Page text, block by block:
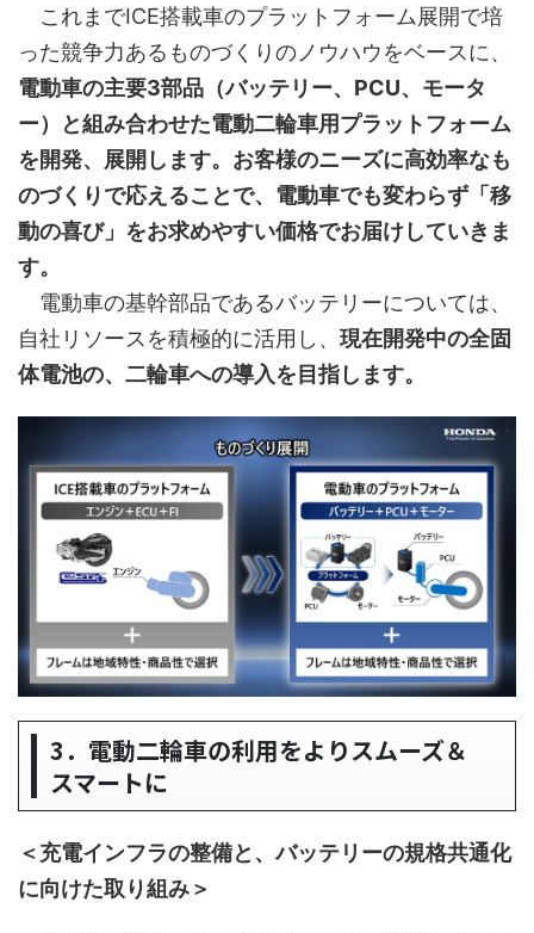
これまでICE搭載車のプラットフォーム展開で培
った競争力あるものづくりのノウハウをベースに、
電動車の主要3部品（バッテリー、PCU、モータ
ー）と組み合わせた電動二輪車用プラットフォーム
を開発、展開します。お客様のニーズに高効率なも
のづくりで応えることで、電動車でも変わらず「移
動の喜び」をお求めやすい価格でお届けしていきま
す。
電動車の基幹部品であるバッテリーについては、
自社リソースを積極的に活用し、 現在開発中の全固
体電池の、二輪車への導入を目指します。
3．電動二輪車の利用をよりスムーズ＆
スマートに
＜充電インフラの整備と、バッテリーの規格共通化
に向けた取り組み＞